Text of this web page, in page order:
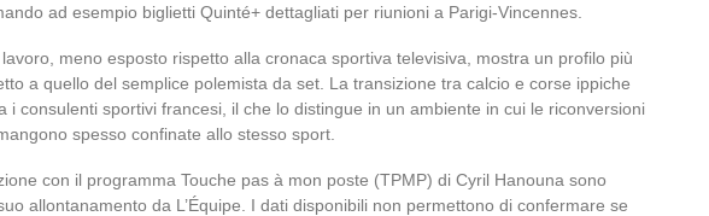
ad esempio biglietti Quinté+ dettagliati per riunioni a Parigi-Vincennes.
meno esposto rispetto alla cronaca sportiva televisiva, mostra un profilo più
a quello del semplice polemista da set. La transizione tra calcio e corse ippiche
i consulenti sportivi francesi, il che lo distingue in un ambiente in cui le riconversioni
spesso confinate allo stesso sport.
con il programma Touche pas à mon poste (TPMP) di Cyril Hanouna sono
allontanamento da L’Équipe. I dati disponibili non permettono di confermare se